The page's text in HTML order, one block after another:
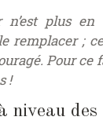
n’est plus
remplacer ;
Pour ce
!
niveau des